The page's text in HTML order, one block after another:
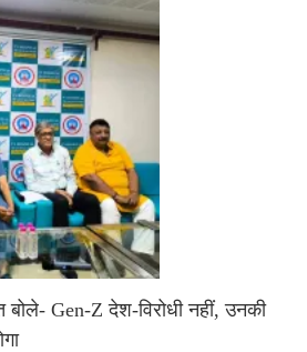
Gen-Z देश-विरोधी नहीं, उनकी